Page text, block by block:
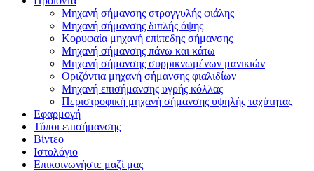
Μηχανή σήμανσης στρογγυλής φιάλης
Μηχανή σήμανσης διπλής όψης
Κορυφαία μηχανή επίπεδης σήμανσης
Μηχανή σήμανσης πάνω και κάτω
Μηχανή σήμανσης συρρικνωμένων μανικιών
Οριζόντια μηχανή σήμανσης φιαλιδίων
Μηχανή επισήμανσης υγρής κόλλας
Περιστροφική μηχανή σήμανσης υψηλής ταχύτητας
Εφαρμογή
Τύποι επισήμανσης
Βίντεο
Ιστολόγιο
Επικοινωνήστε μαζί μας